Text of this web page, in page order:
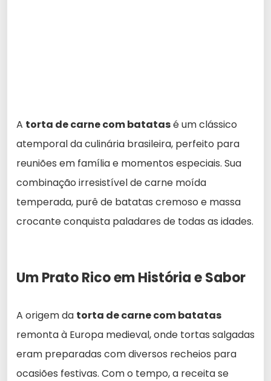
A torta de carne com batatasé um clássico
atemporal da culinária brasileira, perfeito para
reuniões em família e momentos especiais. Sua
combinação irresistível de carne moída
temperada, purê de batatas cremoso e massa
crocante conquista paladares de todas as idades.
Um Prato Rico em História e Sabor
A origem da torta de carne com batatas
remonta à Europa medieval, onde tortas salgadas
eram preparadas com diversos recheios para
ocasiões festivas. Com o tempo, a receita se